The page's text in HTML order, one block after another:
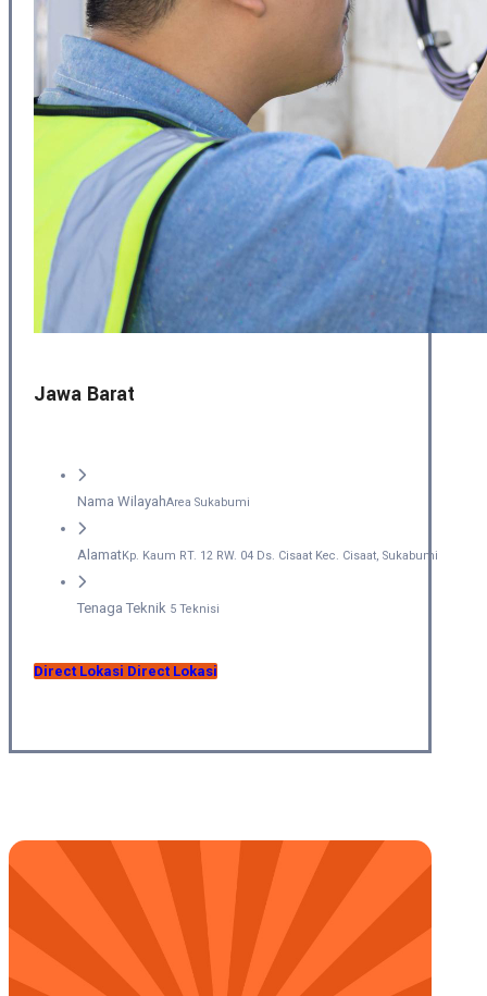
Jawa Barat
Nama WilayahArea Sukabumi
AlamatKp. Kaum RT. 12 RW. 04 Ds. Cisaat Kec. Cisaat, Sukabumi
Tenaga Teknik 5 Teknisi
Direct Lokasi Direct Lokasi